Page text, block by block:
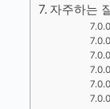
자주하는